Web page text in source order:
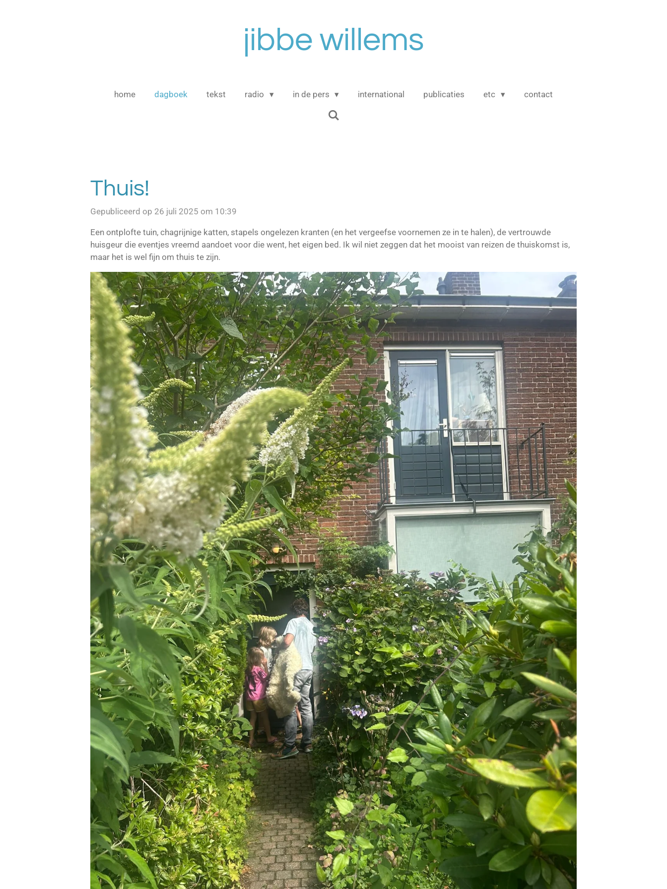
jibbe willems
home dagboek tekst radio in de pers international publicaties etc contact
Thuis!
Gepubliceerd op 26 juli 2025 om 10:39
Een ontplofte tuin, chagrijnige katten, stapels ongelezen kranten (en het vergeefse voornemen ze in te halen), de vertrouwde
huisgeur die eventjes vreemd aandoet voor die went, het eigen bed. Ik wil niet zeggen dat het mooist van reizen de thuiskomst is,
maar het is wel fijn om thuis te zijn.